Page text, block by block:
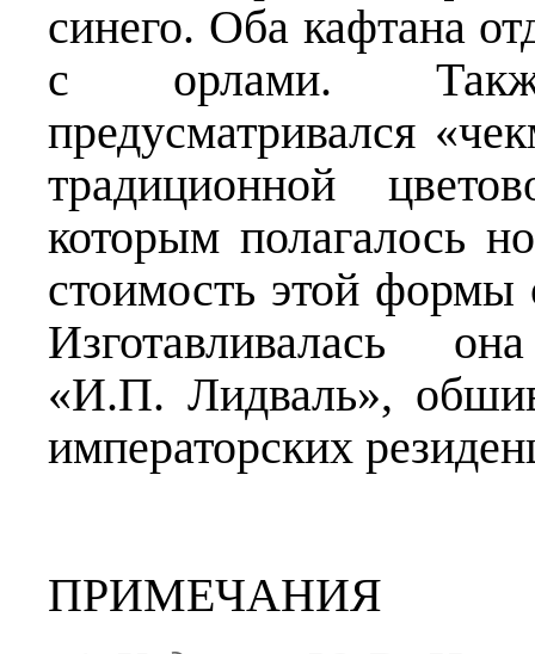
синего. Оба кафтана
с орлами.
предусматривался
традиционной
которым полагалось
стоимость этой
Изготавливалась
«И.П. Лидваль»,
императорских
ПРИМЕЧАНИЯ